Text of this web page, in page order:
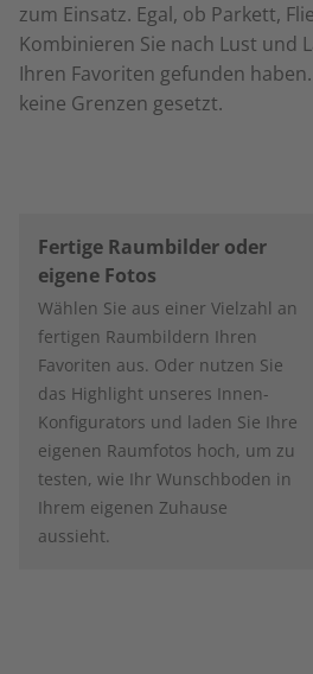
zum Einsatz. Egal, ob Parkett,
Kombinieren Sie nach Lust und
Ihren Favoriten gefunden
keine Grenzen gesetzt.
Fertige Raumbilder oder
eigene Fotos
Wählen Sie aus einer Vielzahl an
fertigen Raumbildern Ihren
Favoriten aus. Oder nutzen Sie
das Highlight unseres Innen-
Konfigurators und laden Sie Ihre
eigenen Raumfotos hoch, um zu
testen, wie Ihr Wunschboden in
Ihrem eigenen Zuhause
aussieht.